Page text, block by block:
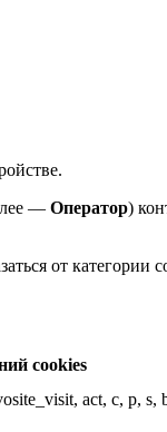
— Оператор)
от категории
cookies
act, c, p,